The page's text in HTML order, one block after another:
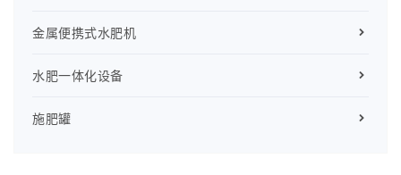
金属便携式水肥机
水肥一体化设备
施肥罐